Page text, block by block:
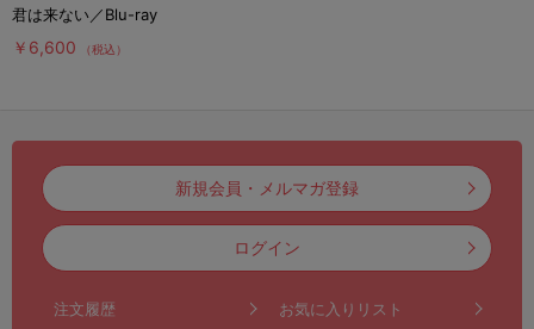
君は来ない／Blu-ray
￥6,600 （税込）
新規会員・メルマガ登録
ログイン
注文履歴 お気に入りリスト